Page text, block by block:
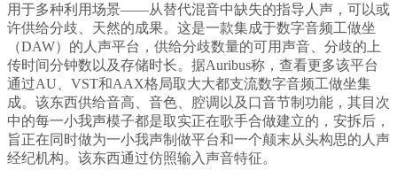
用于多种利用场景——从替代混音中缺失的指导人声，可以或
许供给分歧、天然的成果。这是一款集成于数字音频工做坐
（DAW）的人声平台，供给分歧数量的可用声音、分歧的上
传时间分钟数以及存储时长。据Auribus称，查看更多该平台
通过AU、VST和AAX格局取大大都支流数字音频工做坐集
成。该东西供给音高、音色、腔调以及口音节制功能，其目次
中的每一小我声模子都是取实正在歌手合做建立的，安拆后，
旨正在同时做为一小我声制做平台和一个颠末从头构思的人声
经纪机构。该东西通过仿照输入声音特征。